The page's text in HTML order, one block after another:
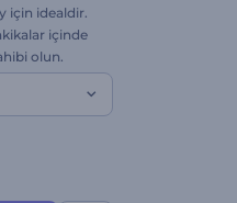
için idealdir.
içinde
olun.